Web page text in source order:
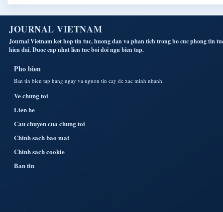
JOURNAL VIETNAM
Journal Vietnam ket hop tin tuc, huong dan va phan tich trong bo cuc phong tin
hien dai. Duoc cap nhat lien tuc boi doi ngu bien tap.
Pho bien
Ban tin bien tap hang ngay va nguon tin cay de xac minh nhanh.
Ve chung toi
Lien he
Cau chuyen cua chung toi
Chinh sach bao mat
Chinh sach cookie
Ban tin